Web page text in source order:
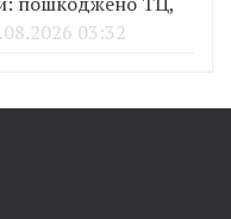
03:32